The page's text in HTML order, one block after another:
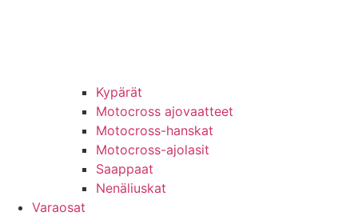
Kypärät
Motocross ajovaatteet
Motocross-hanskat
Motocross-ajolasit
Saappaat
Nenäliuskat
Varaosat